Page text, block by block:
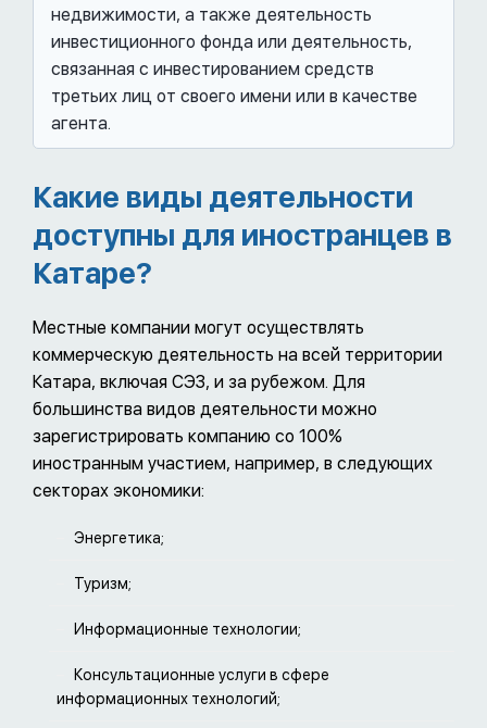
недвижимости, а также деятельность
инвестиционного фонда или деятельность,
связанная с инвестированием средств
третьих лиц от своего имени или в качестве
агента.
Какие виды деятельности
доступны для иностранцев в
Катаре?
Местные компании могут осуществлять
коммерческую деятельность на всей территории
Катара, включая СЭЗ, и за рубежом. Для
большинства видов деятельности можно
зарегистрировать компанию со 100%
иностранным участием, например, в следующих
секторах экономики:
Энергетика;
Туризм;
Информационные технологии;
Консультационные услуги в сфере
информационных технологий;